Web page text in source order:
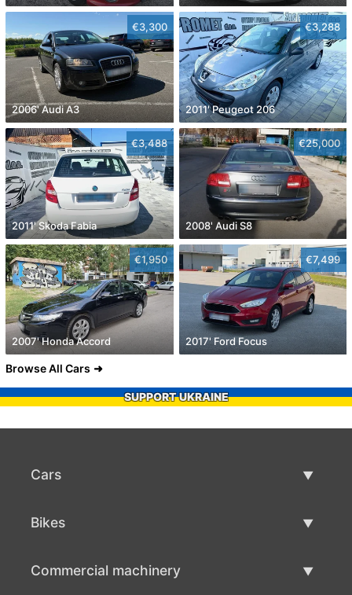
€3,300
2006' Audi A3
€3,288
2011' Peugeot 206
€3,488
2011' Skoda Fabia
€25,000
2008' Audi S8
€1,950
2007' Honda Accord
€7,499
2017' Ford Focus
Browse All Cars
SUPPORT UKRAINE
Cars
Bikes
Commercial machinery